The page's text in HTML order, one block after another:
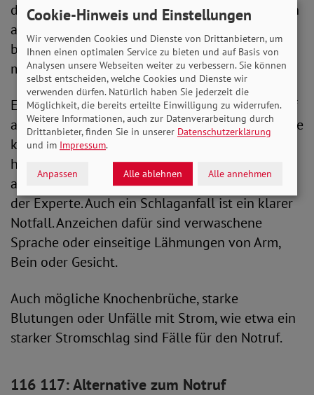
der auf eine schnelle Einschätzung der Situation
ausgelegt ist. Und sie entscheiden dann, was am
besten zu tun ist - ob etwa ein Rettungswagen
mit Notarzt oder Notärztin losgeschickt wird.
Ein Anzeichen, bei dem auf jeden Fall der Notruf
alarmiert werden sollte, ist Atemnot. Diese könne
kann auf verschiedene ernste Erkrankungen
hindeuten, etwa auf eine Lungenembolie, eine
allergische Reaktion oder einen Herzinfarkt, so
der Experte. Auch ein Schlaganfall ist ein klarer
Notfall. Anzeichen dafür sind verwaschene
Sprache oder einseitige Lähmungen von Arm,
Bein oder Gesicht.
Auch mögliche Knochenbrüche, starke
Blutungen oder Unfälle mit Strom, wie etwa ein
starker Stromschlag sind Fälle für den Notruf.
116 117: Alternative zum Notruf
Cookie-Hinweis und Einstellungen
Wir verwenden Cookies und Dienste von Drittanbietern, um
Ihnen einen optimalen Service zu bieten und auf Basis von
Analysen unsere Webseiten weiter zu verbessern. Sie können
selbst entscheiden, welche Cookies und Dienste wir
verwenden dürfen. Natürlich haben Sie jederzeit die
Möglichkeit, die bereits erteilte Einwilligung zu widerrufen.
Weitere Informationen, auch zur Datenverarbeitung durch
Drittanbieter, finden Sie in unserer Datenschutzerklärung
und im Impressum.
Anpassen Alle ablehnen Alle annehmen